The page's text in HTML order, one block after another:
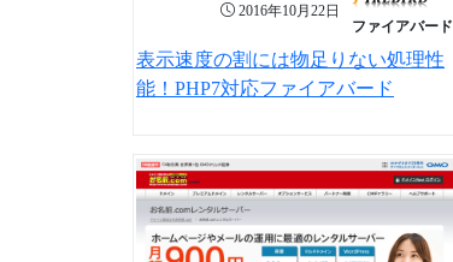
2016年10月22日
ファイアバード
表示速度の割には物足りない処理性
能！PHP7対応ファイアバード